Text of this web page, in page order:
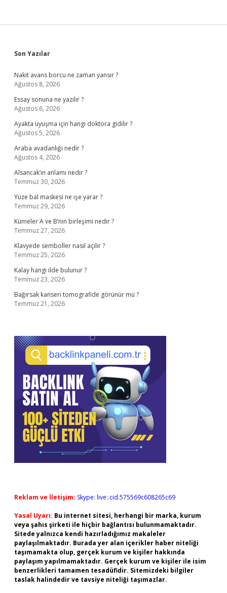
Sidebar
Son Yazılar
Nakit avans borcu ne zaman yansır ?
Ağustos 8, 2026
Essay sonuna ne yazılır ?
Ağustos 6, 2026
Ayakta uyuşma için hangi doktora gidilir ?
Ağustos 5, 2026
Araba avadanlığı nedir ?
Ağustos 4, 2026
Alsancak’ın anlamı nedir ?
Temmuz 30, 2026
Yüze bal maskesi ne işe yarar ?
Temmuz 29, 2026
Kümeler A ve B’nin birleşimi nedir ?
Temmuz 27, 2026
Klavyede semboller nasıl açılır ?
Temmuz 25, 2026
Kalay hangi ilde bulunur ?
Temmuz 23, 2026
Bağırsak kanseri tomografide görünür mü ?
Temmuz 21, 2026
Reklam ve İletişim: Skype: live:.cid.575569c608265c69
Yasal Uyarı: Bu internet sitesi, herhangi bir marka, kurum
veya şahıs şirketi ile hiçbir bağlantısı bulunmamaktadır.
Sitede yalnızca kendi hazırladığımız makaleler
paylaşılmaktadır. Burada yer alan içerikler haber niteliği
taşımamakta olup, gerçek kurum ve kişiler hakkında
paylaşım yapılmamaktadır. Gerçek kurum ve kişiler ile isim
benzerlikleri tamamen tesadüfidir. Sitemizdeki bilgiler
taslak halindedir ve tavsiye niteliği taşımazlar.